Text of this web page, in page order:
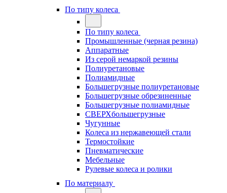
По типу колеса
По типу колеса
Промышленные (черная резина)
Аппаратные
Из серой немаркой резины
Полиуретановые
Полиамидные
Большегрузные полиуретановые
Большегрузные обрезиненные
Большегрузные полиамидные
СВЕРХбольшегрузные
Чугунные
Колеса из нержавеющей стали
Термостойкие
Пневматические
Мебельные
Рулевые колеса и ролики
По материалу